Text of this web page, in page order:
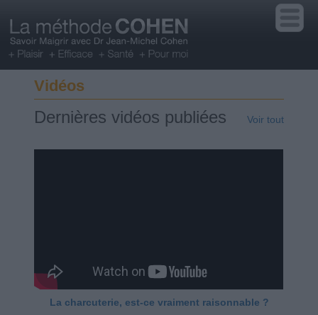
Vidéos
Dernières vidéos publiées Voir tout
La charcuterie, est-ce vraiment raisonnable ?